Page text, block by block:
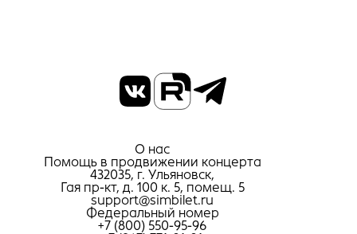
О нас
Помощь в продвижении концерта
432035, г. Ульяновск,
Гая пр-кт, д. 100 к. 5, помещ. 5
support@simbilet.ru
Федеральный номер
+7 (800) 550-95-96